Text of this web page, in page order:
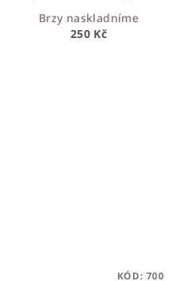
250 Kč
Brzy naskladníme
KÓD: 700